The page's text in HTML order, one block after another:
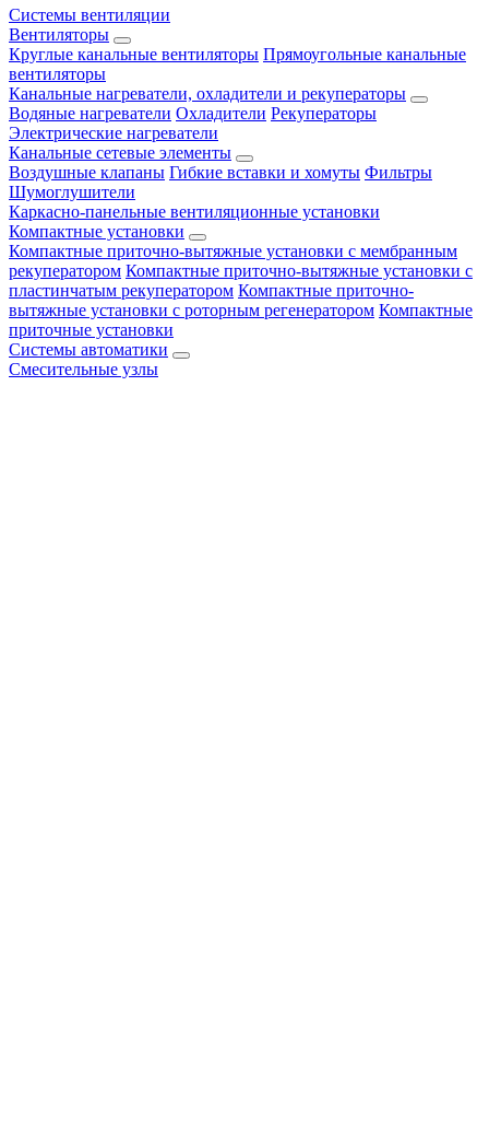
Системы вентиляции
Вентиляторы
Круглые канальные вентиляторы Прямоугольные канальные
вентиляторы
Канальные нагреватели, охладители и рекуператоры
Водяные нагреватели Охладители Рекуператоры
Электрические нагреватели
Канальные сетевые элементы
Воздушные клапаны Гибкие вставки и хомуты Фильтры
Шумоглушители
Каркасно-панельные вентиляционные установки
Компактные установки
Компактные приточно-вытяжные установки с мембранным
рекуператором Компактные приточно-вытяжные установки с
пластинчатым рекуператором Компактные приточно-
вытяжные установки с роторным регенератором Компактные
приточные установки
Системы автоматики
Смесительные узлы